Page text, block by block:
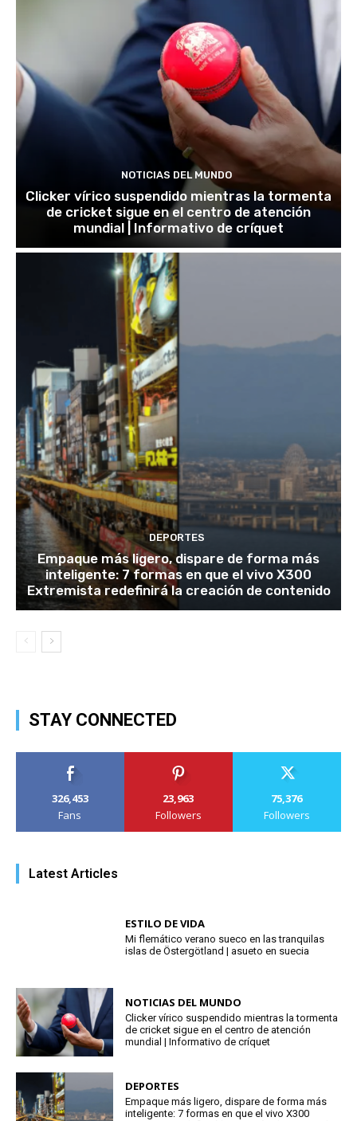
NOTICIAS DEL MUNDO
Clicker vírico suspendido mientras la tormenta
de cricket sigue en el centro de atención
mundial | Informativo de críquet
DEPORTES
Empaque más ligero, dispare de forma más
inteligente: 7 formas en que el vivo X300
Extremista redefinirá la creación de contenido
STAY CONNECTED
326,453
Fans
23,963
Followers
75,376
Followers
Latest Articles
ESTILO DE VIDA
Mi flemático verano sueco en las tranquilas
islas de Östergötland | asueto en suecia
NOTICIAS DEL MUNDO
Clicker vírico suspendido mientras la tormenta
de cricket sigue en el centro de atención
mundial | Informativo de críquet
DEPORTES
Empaque más ligero, dispare de forma más
inteligente: 7 formas en que el vivo X300